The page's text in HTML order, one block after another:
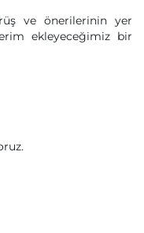
ve önerilerinin yer
ekleyeceğimiz bir